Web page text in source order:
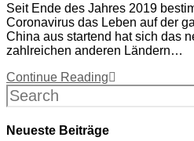
Seit Ende des Jahres 2019
Coronavirus das Leben auf der
China aus startend hat sich das
zahlreichen anderen Ländern…
Continue Reading
Neueste Beiträge